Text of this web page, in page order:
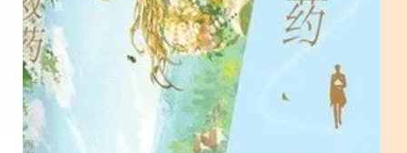
錦
｜
中
國
小
說
心
得